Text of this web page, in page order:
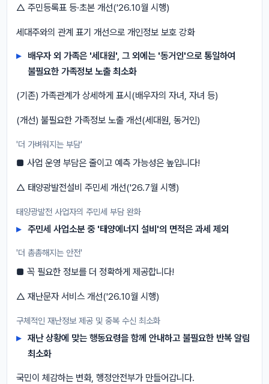
△ 주민등록표 등·초본 개선('26.10월 시행)
세대주와의 관계 표기 개선으로 개인정보 보호 강화
배우자 외 가족은 '세대원', 그 외에는 '동거인'으로 통일하여
불필요한 가족정보 노출 최소화
(기존) 가족관계가 상세하게 표시(배우자의 자녀, 자녀 등)
(개선) 불필요한 가족정보 노출 개선(세대원, 동거인)
'더 가벼워지는 부담'
■ 사업 운영 부담은 줄이고 예측 가능성은 높입니다!
△ 태양광발전설비 주민세 개선('26.7월 시행)
태양광발전 사업자의 주민세 부담 완화
주민세 사업소분 중 '태양에너지 설비'의 면적은 과세 제외
'더 촘촘해지는 안전'
■ 꼭 필요한 정보를 더 정확하게 제공합니다!
△ 재난문자 서비스 개선('26.10월 시행)
구체적인 재난정보 제공 및 중복 수신 최소화
재난 상황에 맞는 행동요령을 함께 안내하고 불필요한 반복 알림
최소화
국민이 체감하는 변화, 행정안전부가 만들어갑니다.